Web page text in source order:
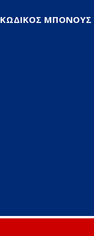
ΚΩΔΙΚΟΣ ΜΠΟΝΟΥΣ